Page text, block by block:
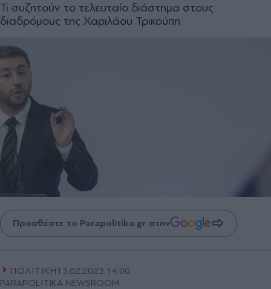
Τι συζητούν το τελευταίο διάστημα στους
διαδρόμους της Χαριλάου Τρικούπη
Προσθέστε το Parapolitika.gr στην
ΠΟΛΙΤΙΚΗ13.02.2023 14:00
PARAPOLITIKA NEWSROOM